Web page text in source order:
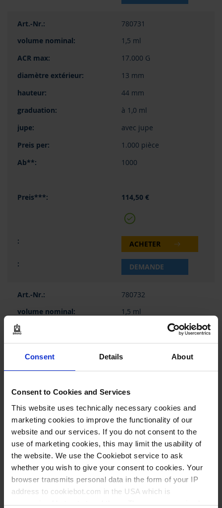
Consent Details About
Consent to Cookies and Services
This website uses technically necessary cookies and
marketing cookies to improve the functionality of our
website and our services. If you do not consent to the
use of marketing cookies, this may limit the usability of
the website. We use the Cookiebot service to ask
whether you wish to give your consent to cookies. Your
browser transmits personal data in the form of your IP
address to cookiebot.com in the USA which is
anonymized but not stored there. Then an anonymized
780731
1,5 ml
17.000 G
13 mm
44 mm
à 1,0 ml
avec jupe
1.000 pièce
1000
114,50 €
ACHETER
DEMANDE
780732
1,5 ml
13 mm
1.000 pièce
1000
114,50 €